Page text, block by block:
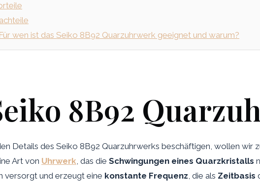
wen ist das Seiko 8B92 Quarzuhrwerk geeignet und warum?
8B92
Details des Seiko 8B92 Quarzuhrwerks beschäftigen, wollen wir
Art von Uhrwerk, das die Schwingungen eines Quarzkristalls
versorgt und erzeugt eine konstante Frequenz, die als Zeitbasis